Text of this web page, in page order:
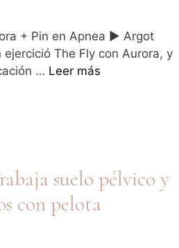
+ Pin en Apnea ▶️ Argot
ejercició The Fly con Aurora, y
… Leer más
suelo pélvico y
con pelota